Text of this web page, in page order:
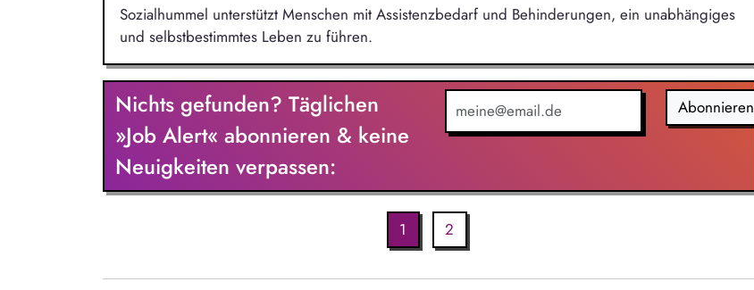
Sozialhummel unterstützt Menschen mit Assistenzbedarf und Behinderungen, ein unabhängiges
und selbstbestimmtes Leben zu führen.
Nichts gefunden? Täglichen
»Job Alert« abonnieren & keine
Neuigkeiten verpassen:
Abonnieren
1 2